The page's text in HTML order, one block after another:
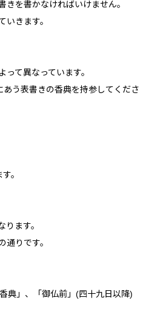
きを書かなければいけません。
いきます。
て異なっています。
う表書きの香典を持参してくださ
。
ります。
通りです。
」、「御仏前」(四十九日以降)